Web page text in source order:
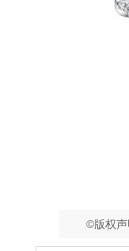
©版权声